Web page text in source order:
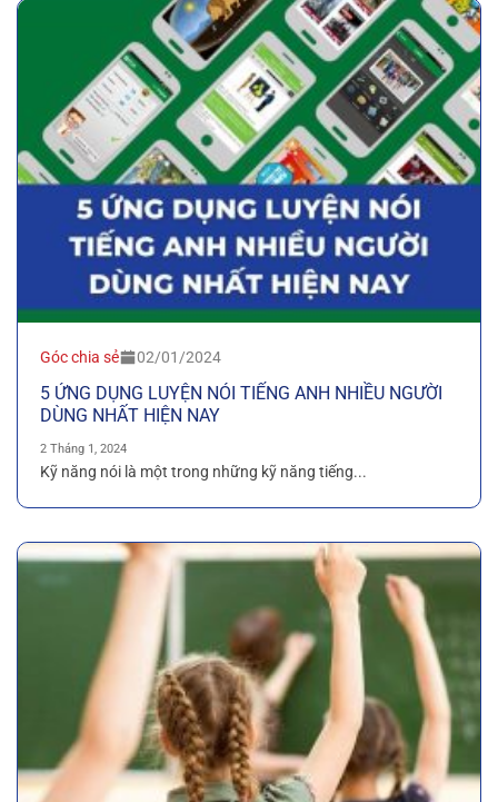
Góc chia sẻ 02/01/2024
5 ỨNG DỤNG LUYỆN NÓI TIẾNG ANH NHIỀU NGƯỜI
DÙNG NHẤT HIỆN NAY
2 Tháng 1, 2024
Kỹ năng nói là một trong những kỹ năng tiếng...